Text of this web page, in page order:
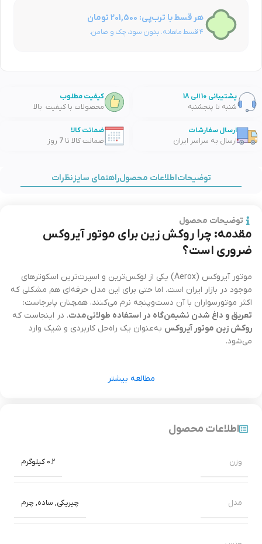
هر قسط با ترب‌پی: 201,500 تومان
۴ قسط ماهانه. بدون سود، چک و ضامن.
پشتیبانی 10 الی 18
شنبه تا پنجشنبه
کیفیت مطلوب
محصولات با کیفیت بالا
ارسال سفارشات
ارسال به سراسر ایران
ضمانت کالا
ضمانت کالا تا 7 روز
توضیحاتاطلاعات محصولراهنمای سایز نظرات
توضیحات محصول
مقدمه: چرا روکش زین برای موتور آیروکس
ضروری است؟
موتور آیروکس (Aerox) یکی از لوکس‌ترین و اسپرت‌ترین اسکوترهای
موجود در بازار ایران است. اما حتی برای این مدل حرفه‌ای هم مشکلی که
اکثر موتورسواران با آن دست‌و‌پنجه نرم می‌کنند، همچنان پابرجاست:
تعریق و داغ شدن نشیمن‌گاه در استفاده طولانی‌مدت. در اینجاست که
روکش زین موتور آیروکس به‌عنوان یک راه‌حل کاربردی و شیک وارد
می‌شود.
تهویه عالی را برای شما به ارمغان می‌آورد و ظاهر آیروکس شما را
✅ ویژگی‌های منحصربه‌فرد روکش زین موتور
توری مش ۳ لایه با قابلیت تنفس بالا
کاهش تعریق و افزایش جریان هوا در ناحیه نشیمن
مطالعه بیشتر
اطلاعات محصول
وزن 0.2 کیلوگرم
مدل چیریکی, ساده,چرم